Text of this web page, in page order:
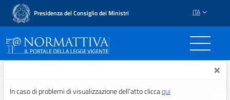
Presidenza del Consiglio dei Ministri ITA
Normattiva - Il portale ×
In caso di problemi di visualizzazione dell’atto cliccaqui